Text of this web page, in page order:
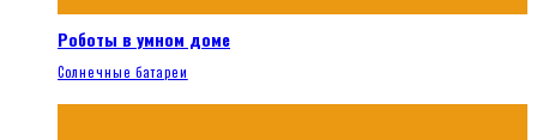
Роботы в умном доме
Солнечные батареи